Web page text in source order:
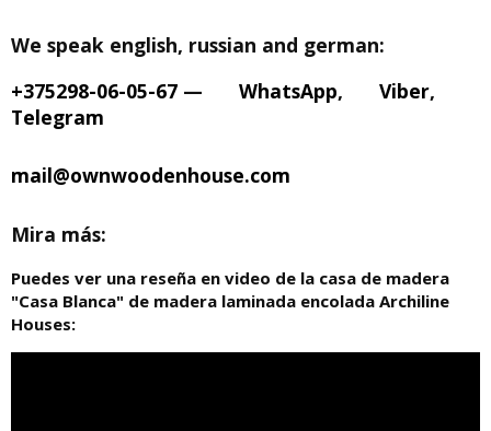
We speak english, russian and german:
+375298-06-05-67 — WhatsApp, Viber,
Telegram
mail@ownwoodenhouse.com
Mira más:
Puedes ver una reseña en video de la casa de madera
"Casa Blanca" de madera laminada encolada Archiline
Houses: